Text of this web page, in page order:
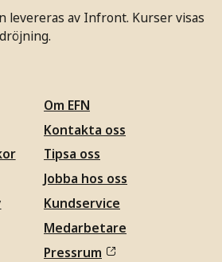
levereras av Infront. Kurser visas
Om EFN
Kontakta oss
Tipsa oss
Jobba hos oss
Kundservice
Medarbetare
Pressrum